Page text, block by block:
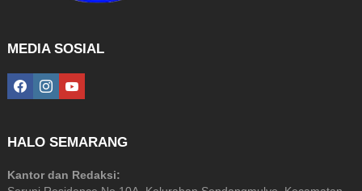
MEDIA SOSIAL
facebookinstagramyoutube
HALO SEMARANG
Kantor dan Redaksi: